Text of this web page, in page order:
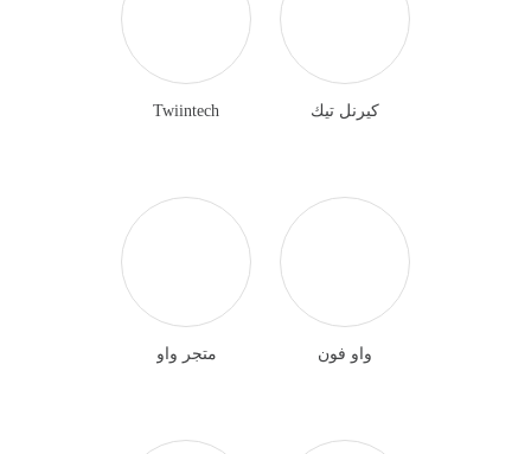
كيرنل تيك Twiintech
واو فون متجر واو